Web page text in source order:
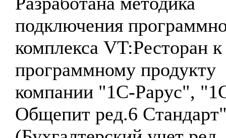
подключения
комплекса VT:Ресторан к
программному продукту
компании "1С-Рарус",
Общепит ред.6